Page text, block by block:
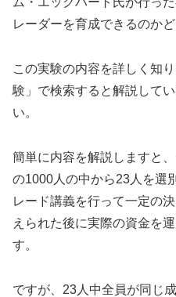
レーダーを育成できるのか
この実験の内容を詳しく知
験」で検索すると解説して
い。
簡単に内容を解説しますと
の1000人の中から23人を選
レード講義を行って一定の
えられた後に実際の資金を
す。
ですが、23人中全員が同じ